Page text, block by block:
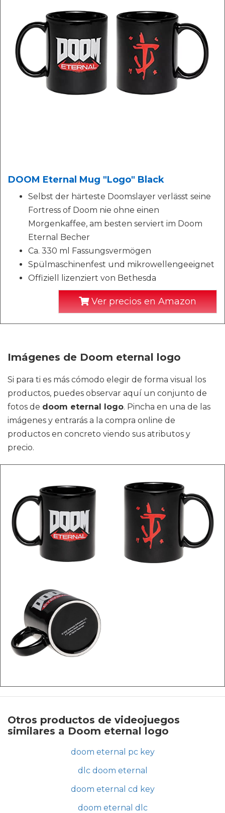
DOOM Eternal Mug "Logo" Black
Selbst der härteste Doomslayer verlässt seine
Fortress of Doom nie ohne einen
Morgenkaffee, am besten serviert im Doom
Eternal Becher
Ca. 330 ml Fassungsvermögen
Spülmaschinenfest und mikrowellengeeignet
Offiziell lizenziert von Bethesda
Ver precios en Amazon
Imágenes de Doom eternal logo
Si para ti es más cómodo elegir de forma visual los
productos, puedes observar aquí un conjunto de
fotos de doom eternal logo. Pincha en una de las
imágenes y entrarás a la compra online de
productos en concreto viendo sus atributos y
precio.
Otros productos de videojuegos
similares a Doom eternal logo
doom eternal pc key
dlc doom eternal
doom eternal cd key
doom eternal dlc